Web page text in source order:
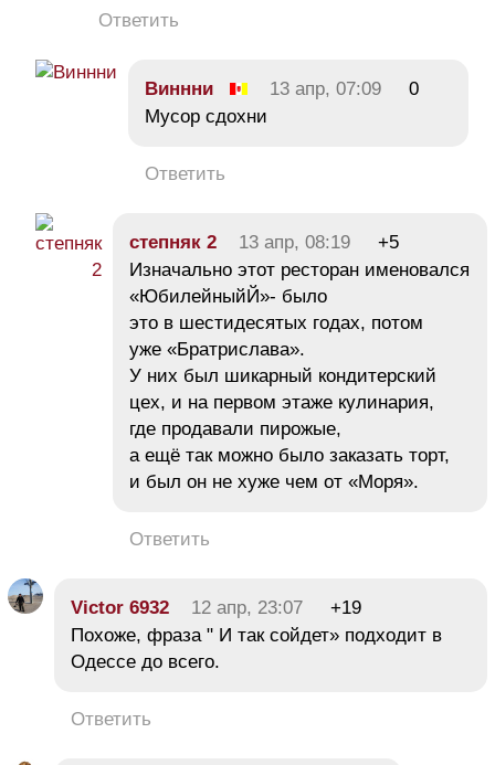
Ответить
Виннни 13 апр, 07:09
0
Мусор сдохни
Ответить
степняк 2 13 апр, 08:19
+5
Изначально этот ресторан именовался
«ЮбилейныйЙ»- было
это в шестидесятых годах, потом
уже «Братрислава».
У них был шикарный кондитерский
цех, и на первом этаже кулинария,
где продавали пирожые,
а ещё так можно было заказать торт,
и был он не хуже чем от «Моря».
Ответить
Victor 6932 12 апр, 23:07
+19
Похоже, фраза " И так сойдет» подходит в
Одессе до всего.
Ответить